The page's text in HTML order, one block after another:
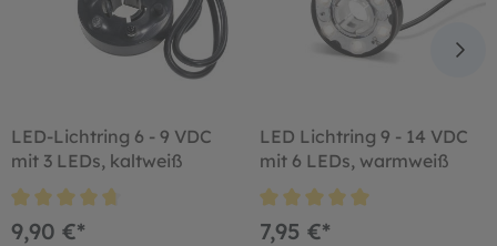
LED-Lichtring 6 - 9 VDC
mit 3 LEDs, kaltweiß
9,90 €*
LED Lichtring 9 - 14 VDC
mit 6 LEDs, warmweiß
7,95 €*